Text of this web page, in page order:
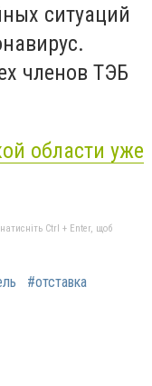
ситуаций
членов ТЭБ
области уже
Ctrl + Enter, щоб
#отставка